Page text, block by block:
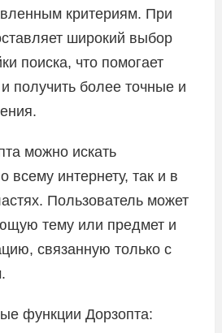
критериям. При
широкий выбор
поиска, что помогает
и получить более точные и
можно искать
интернету, так и в
Пользователь может
тему или предмет и
связанную только с
функции Дорзопта: